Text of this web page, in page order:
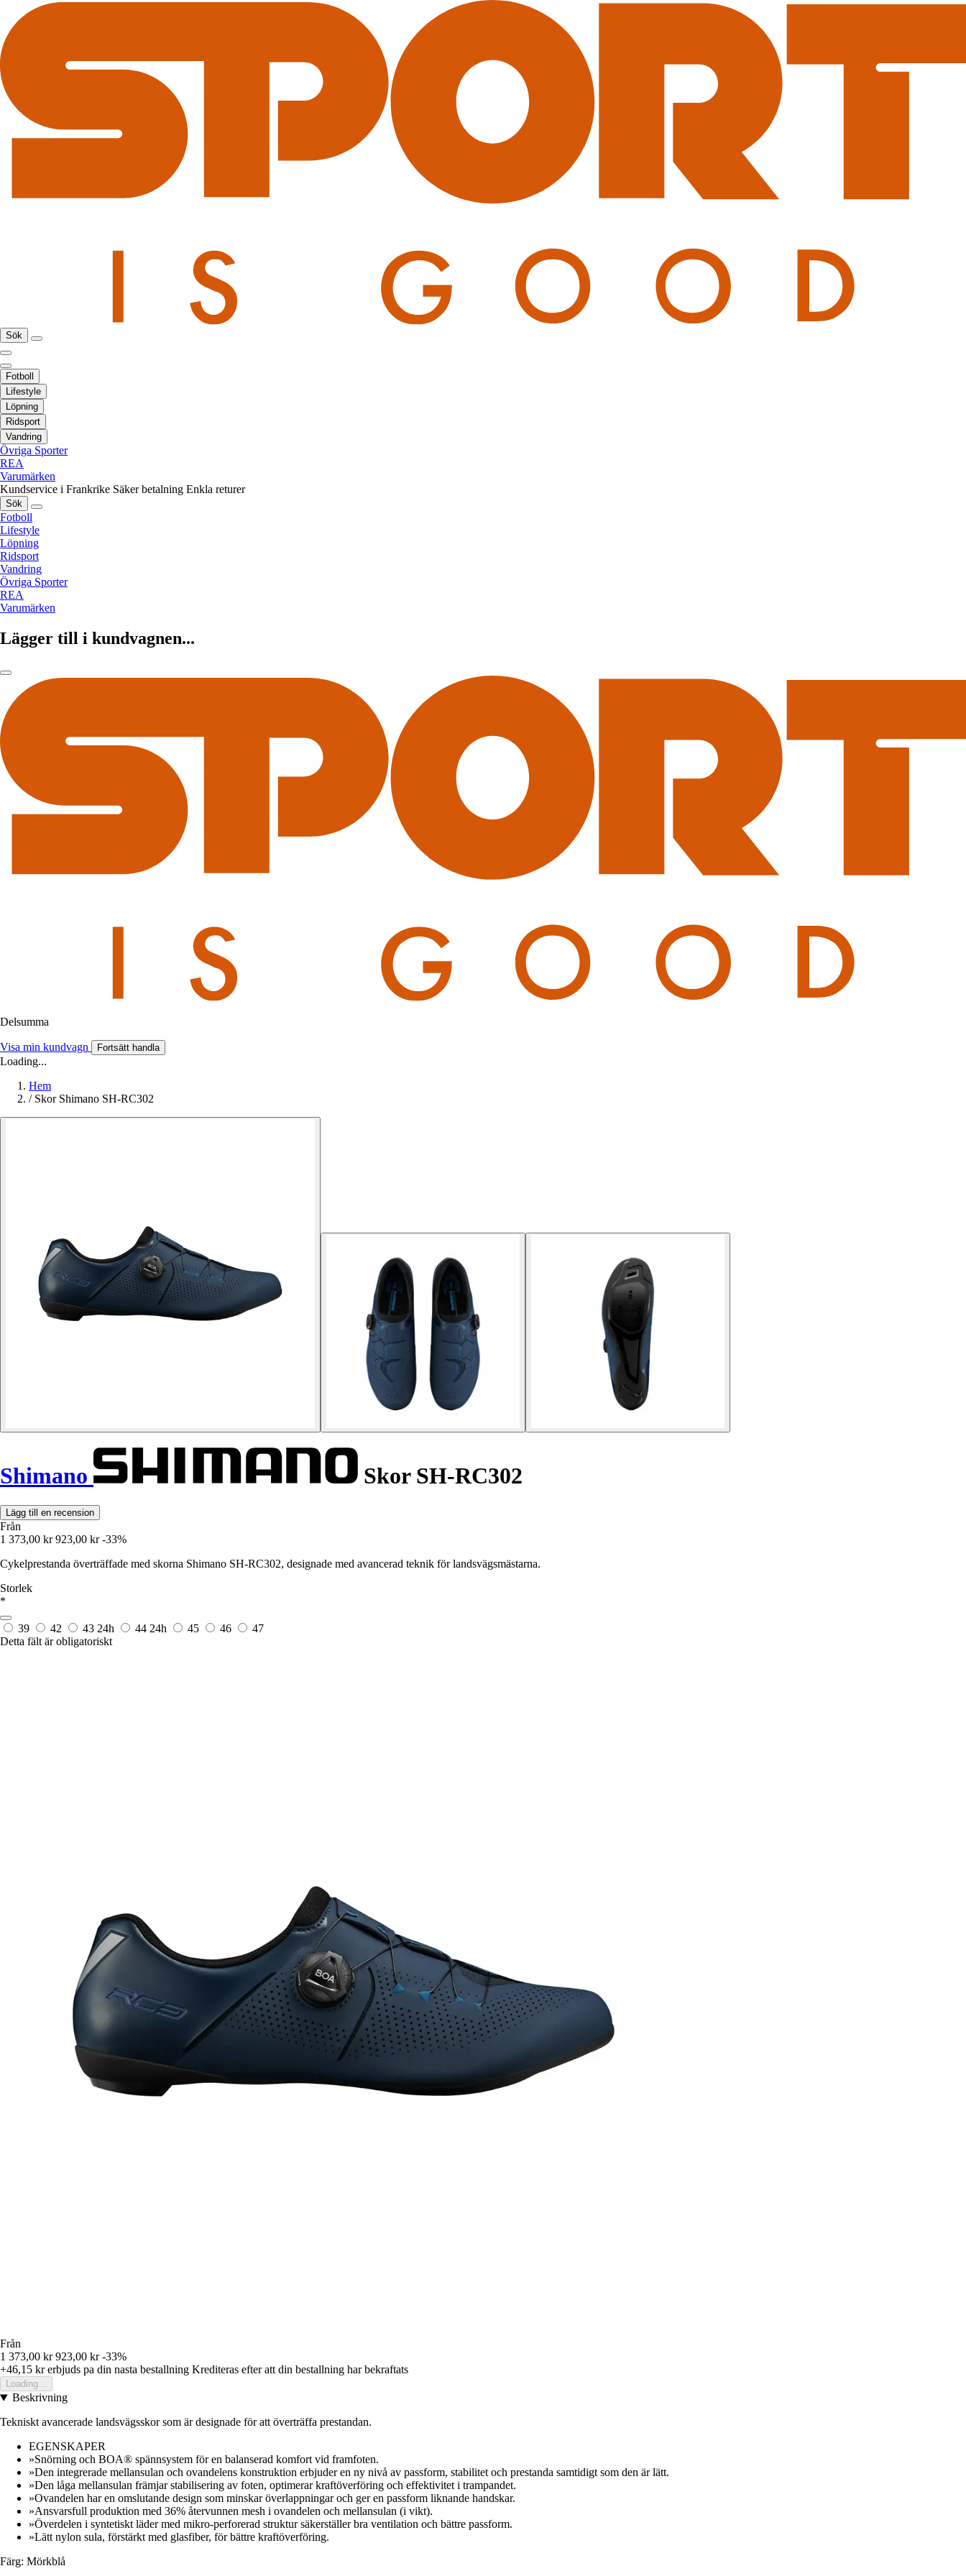
Sök
Fotboll
Lifestyle
Löpning
Ridsport
Vandring
Övriga Sporter
REA
Varumärken
Kundservice i Frankrike Säker betalning Enkla returer
Sök
Fotboll
Lifestyle
Löpning
Ridsport
Vandring
Övriga Sporter
REA
Varumärken
Lägger till i kundvagnen...
Delsumma
Visa min kundvagn Fortsätt handla
Loading...
Hem
/ Skor Shimano SH-RC302
Shimano Skor SH-RC302
Lägg till en recension
Från
1 373,00 kr 923,00 kr -33%
Cykelprestanda överträffade med skorna Shimano SH-RC302, designade med avancerad teknik för landsvägsmästarna.
Storlek
*
39 42 43 24h 44 24h 45 46
47
Detta fält är obligatoriskt
Från
1 373,00 kr 923,00 kr -33%
+46,15 krerbjuds pa din nasta bestallning Krediteras efter att din bestallning har bekraftats
Loading...
Beskrivning
Tekniskt avancerade landsvägsskor som är designade för att överträffa prestandan.
EGENSKAPER
»Snörning och BOA® spännsystem för en balanserad komfort vid framfoten.
»Den integrerade mellansulan och ovandelens konstruktion erbjuder en ny nivå av passform, stabilitet och prestanda samtidigt som den är lätt.
»Den låga mellansulan främjar stabilisering av foten, optimerar kraftöverföring och effektivitet i trampandet.
»Ovandelen har en omslutande design som minskar överlappningar och ger en passform liknande handskar.
»Ansvarsfull produktion med 36% återvunnen mesh i ovandelen och mellansulan (i vikt).
»Överdelen i syntetiskt läder med mikro-perforerad struktur säkerställer bra ventilation och bättre passform.
»Lätt nylon sula, förstärkt med glasfiber, för bättre kraftöverföring.
Färg: Mörkblå